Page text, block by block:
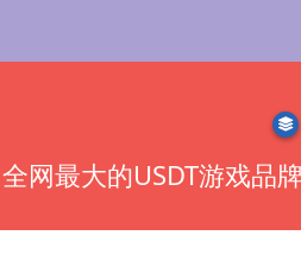
全网最大的USDT游戏